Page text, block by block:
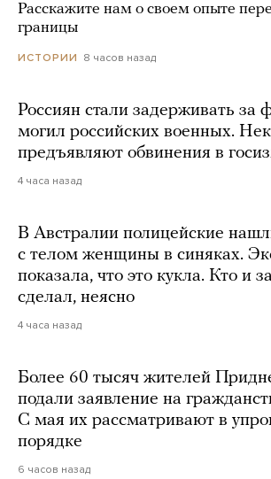
Расскажите нам о своем опыте
границы
ИСТОРИИ 8 часов назад
Россиян стали задерживать за
могил российских военных.
предъявляют обвинения в
4 часа назад
В Австралии полицейские
с телом женщины в синяках.
показала, что это кукла. Кто и
сделал, неясно
4 часа назад
Более 60 тысяч жителей
подали заявление на
С мая их рассматривают в
порядке
6 часов назад